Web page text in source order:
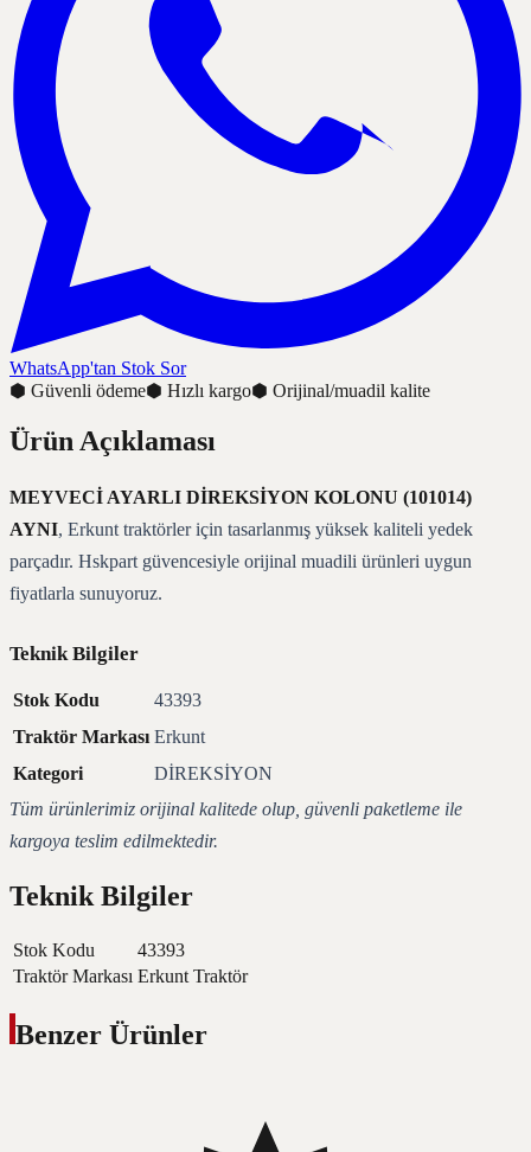
WhatsApp'tan Stok Sor
⬢ Güvenli ödeme⬢ Hızlı kargo⬢ Orijinal/muadil kalite
Ürün Açıklaması
MEYVECİ AYARLI DİREKSİYON KOLONU (101014)
AYNI, Erkunt traktörler için tasarlanmış yüksek kaliteli yedek
parçadır. Hskpart güvencesiyle orijinal muadili ürünleri uygun
fiyatlarla sunuyoruz.
Teknik Bilgiler
Stok Kodu
43393
Traktör Markası Erkunt
Kategori
DİREKSİYON
Tüm ürünlerimiz orijinal kalitede olup, güvenli paketleme ile
kargoya teslim edilmektedir.
Teknik Bilgiler
Stok Kodu
43393
Traktör Markası Erkunt Traktör
Benzer Ürünler